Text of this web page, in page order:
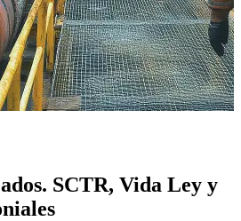
SCTR, Vida Ley y